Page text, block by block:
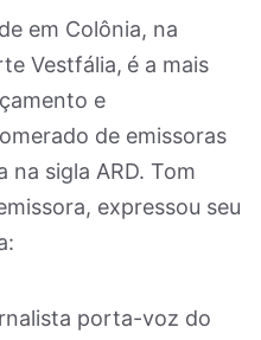
em Colônia, na
Vestfália, é a mais
e
de emissoras
na sigla ARD. Tom
expressou seu
porta-voz do